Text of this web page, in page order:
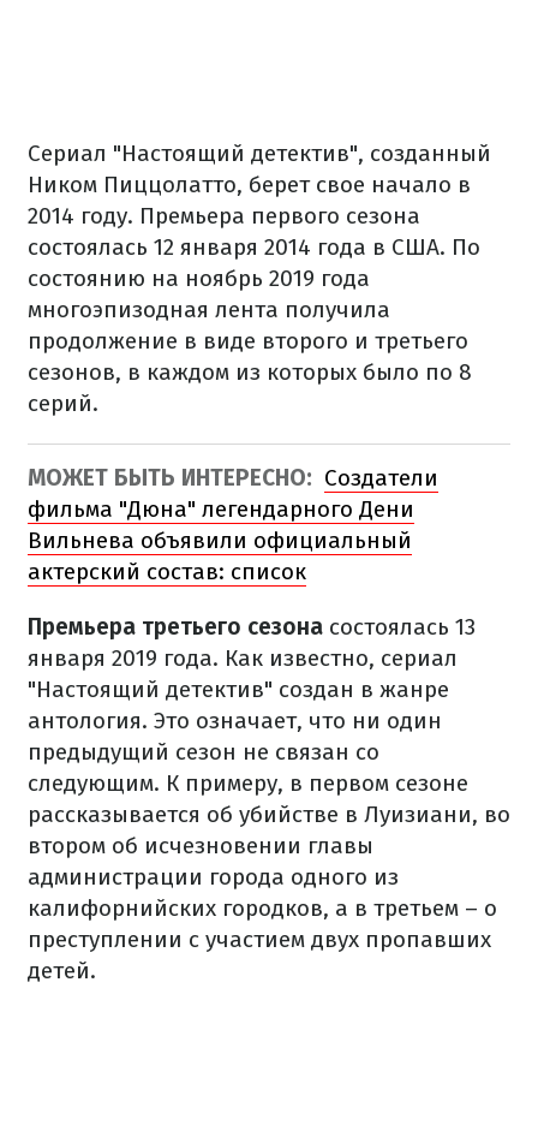
Сериал "Настоящий детектив", созданный
Ником Пиццолатто, берет свое начало в
2014 году. Премьера первого сезона
состоялась 12 января 2014 года в США. По
состоянию на ноябрь 2019 года
многоэпизодная лента получила
продолжение в виде второго и третьего
сезонов, в каждом из которых было по 8
серий.
МОЖЕТ БЫТЬ ИНТЕРЕСНО: Создатели
фильма "Дюна" легендарного Дени
Вильнева объявили официальный
актерский состав: список
Премьера третьего сезона состоялась 13
января 2019 года. Как известно, сериал
"Настоящий детектив" создан в жанре
антология. Это означает, что ни один
предыдущий сезон не связан со
следующим. К примеру, в первом сезоне
рассказывается об убийстве в Луизиани, во
втором об исчезновении главы
администрации города одного из
калифорнийских городков, а в третьем – о
преступлении с участием двух пропавших
детей.